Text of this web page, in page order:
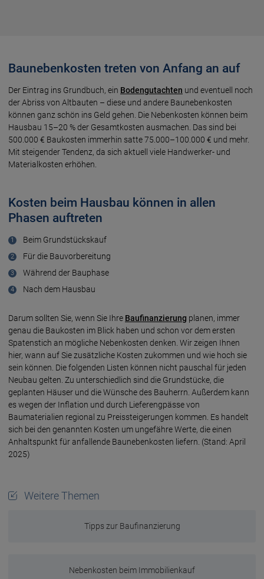
Baunebenkosten treten von Anfang an auf
Der Eintrag ins Grundbuch, ein Bodengutachten und eventuell noch
der Abriss von Altbauten – diese und andere Baunebenkosten
können ganz schön ins Geld gehen. Die Nebenkosten können beim
Hausbau 15–20 % der Gesamtkosten ausmachen. Das sind bei
500.000 € Baukosten immerhin satte 75.000–100.000 € und mehr.
Mit steigender Tendenz, da sich aktuell viele Handwerker- und
Materialkosten erhöhen.
Kosten beim Hausbau können in allen
Phasen auftreten
Beim Grundstückskauf
Für die Bauvorbereitung
Während der Bauphase
Nach dem Hausbau
Darum sollten Sie, wenn Sie Ihre Baufinanzierung planen, immer
genau die Baukosten im Blick haben und schon vor dem ersten
Spatenstich an mögliche Nebenkosten denken. Wir zeigen Ihnen
hier, wann auf Sie zusätzliche Kosten zukommen und wie hoch sie
sein können. Die folgenden Listen können nicht pauschal für jeden
Neubau gelten. Zu unterschiedlich sind die Grundstücke, die
geplanten Häuser und die Wünsche des Bauherrn. Außerdem kann
es wegen der Inflation und durch Lieferengpässe von
Baumaterialien regional zu Preissteigerungen kommen. Es handelt
sich bei den genannten Kosten um ungefähre Werte, die einen
Anhaltspunkt für anfallende Baunebenkosten liefern. (Stand: April
2025)
Weitere Themen
Tipps zur Baufinanzierung
Nebenkosten beim Immobilienkauf